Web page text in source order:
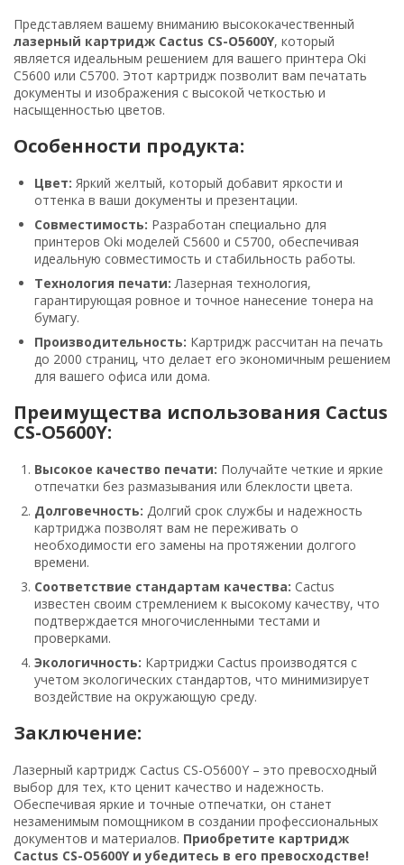
Представляем вашему вниманию высококачественный
лазерный картридж Cactus CS-O5600Y, который
является идеальным решением для вашего принтера Oki
C5600 или C5700. Этот картридж позволит вам печатать
документы и изображения с высокой четкостью и
насыщенностью цветов.
Особенности продукта:
Цвет: Яркий желтый, который добавит яркости и
оттенка в ваши документы и презентации.
Совместимость: Разработан специально для
принтеров Oki моделей C5600 и C5700, обеспечивая
идеальную совместимость и стабильность работы.
Технология печати: Лазерная технология,
гарантирующая ровное и точное нанесение тонера на
бумагу.
Производительность: Картридж рассчитан на печать
до 2000 страниц, что делает его экономичным решением
для вашего офиса или дома.
Преимущества использования Cactus
CS-O5600Y:
Высокое качество печати: Получайте четкие и яркие
отпечатки без размазывания или блеклости цвета.
Долговечность: Долгий срок службы и надежность
картриджа позволят вам не переживать о
необходимости его замены на протяжении долгого
времени.
Соответствие стандартам качества: Cactus
известен своим стремлением к высокому качеству, что
подтверждается многочисленными тестами и
проверками.
Экологичность: Картриджи Cactus производятся с
учетом экологических стандартов, что минимизирует
воздействие на окружающую среду.
Заключение:
Лазерный картридж Cactus CS-O5600Y – это превосходный
выбор для тех, кто ценит качество и надежность.
Обеспечивая яркие и точные отпечатки, он станет
незаменимым помощником в создании профессиональных
документов и материалов. Приобретите картридж
Cactus CS-O5600Y и убедитесь в его превосходстве!